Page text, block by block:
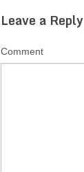
Leave a Reply
Comment